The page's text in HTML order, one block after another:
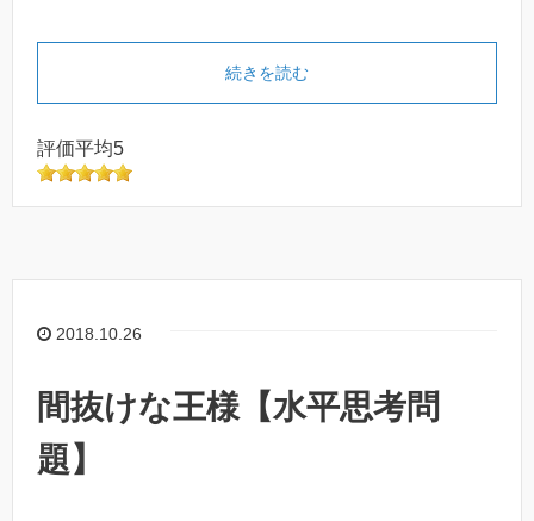
続きを読む
評価平均5
2018.10.26
間抜けな王様【水平思考問
題】